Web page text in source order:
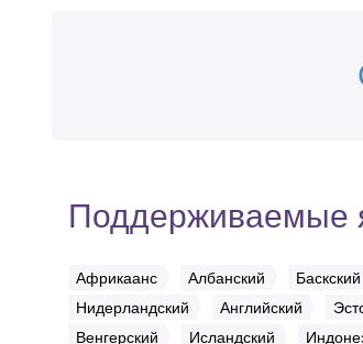
Поддерживаемые
Африкаанс Албанский Баскский
Нидерландский
Английский
Венгерский
Исландский